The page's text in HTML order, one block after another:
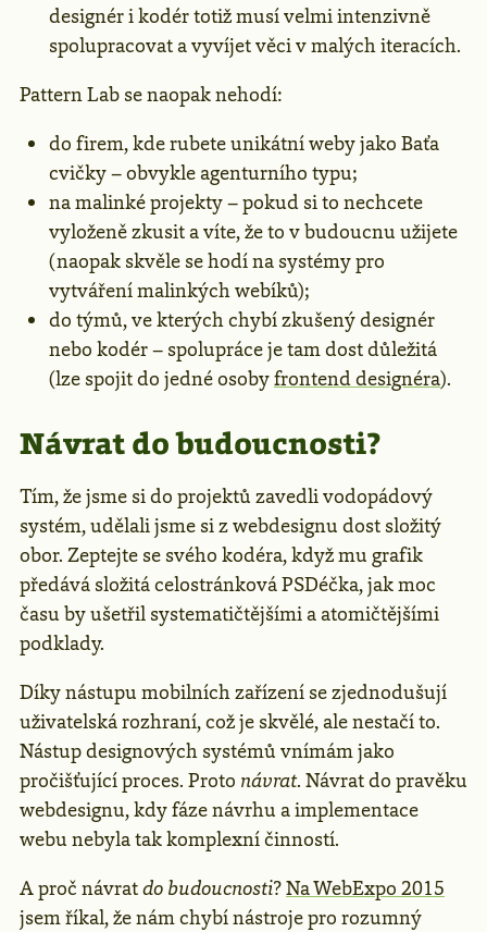
designér i kodér totiž musí velmi intenzivně
spolupracovat a vyvíjet věci v malých iteracích.
Pattern Lab se naopak nehodí:
do firem, kde rubete unikátní weby jako Baťa
cvičky – obvykle agenturního typu;
na malinké projekty – pokud si to nechcete
vyloženě zkusit a víte, že to v budoucnu užijete
(naopak skvěle se hodí na systémy pro
vytváření malinkých webíků);
do týmů, ve kterých chybí zkušený designér
nebo kodér – spolupráce je tam dost důležitá
(lze spojit do jedné osobyfrontend designéra).
Návrat do budoucnosti?
Tím, že jsme si do projektů zavedli vodopádový
systém, udělali jsme si z webdesignu dost složitý
obor. Zeptejte se svého kodéra, když mu grafik
předává složitá celostránková PSDéčka, jak moc
času by ušetřil systematičtějšími a atomičtějšími
podklady.
Díky nástupu mobilních zařízení se zjednodušují
uživatelská rozhraní, což je skvělé, ale nestačí to.
Nástup designových systémů vnímám jako
pročišťující proces. Proto návrat. Návrat do pravěku
webdesignu, kdy fáze návrhu a implementace
webu nebyla tak komplexní činností.
A proč návratdo budoucnosti?Na WebExpo 2015
jsem říkal, že nám chybí nástroje pro rozumný